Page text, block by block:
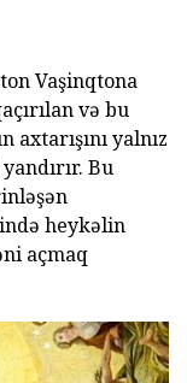
Vaşinqtona
və bu
yalnız
Bu
heykəlin
açmaq